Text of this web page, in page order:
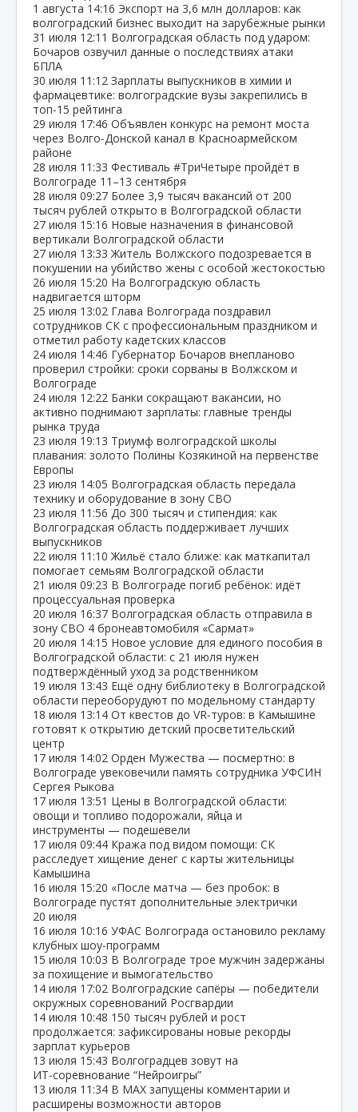
1 августа 14:16 Экспорт на 3,6 млн долларов: как
волгоградский бизнес выходит на зарубежные рынки
31 июля 12:11 Волгоградская область под ударом:
Бочаров озвучил данные о последствиях атаки
БПЛА
30 июля 11:12 Зарплаты выпускников в химии и
фармацевтике: волгоградские вузы закрепились в
топ‑15 рейтинга
29 июля 17:46 Объявлен конкурс на ремонт моста
через Волго‑Донской канал в Красноармейском
районе
28 июля 11:33 Фестиваль #ТриЧетыре пройдёт в
Волгограде 11–13 сентября
28 июля 09:27 Более 3,9 тысяч вакансий от 200
тысяч рублей открыто в Волгоградской области
27 июля 15:16 Новые назначения в финансовой
вертикали Волгоградской области
27 июля 13:33 Житель Волжского подозревается в
покушении на убийство жены с особой жестокостью
26 июля 15:20 На Волгоградскую область
надвигается шторм
25 июля 13:02 Глава Волгограда поздравил
сотрудников СК с профессиональным праздником и
отметил работу кадетских классов
24 июля 14:46 Губернатор Бочаров внепланово
проверил стройки: сроки сорваны в Волжском и
Волгограде
24 июля 12:22 Банки сокращают вакансии, но
активно поднимают зарплаты: главные тренды
рынка труда
23 июля 19:13 Триумф волгоградской школы
плавания: золото Полины Козякиной на первенстве
Европы
23 июля 14:05 Волгоградская область передала
технику и оборудование в зону СВО
23 июля 11:56 До 300 тысяч и стипендия: как
Волгоградская область поддерживает лучших
выпускников
22 июля 11:10 Жильё стало ближе: как маткапитал
помогает семьям Волгоградской области
21 июля 09:23 В Волгограде погиб ребёнок: идёт
процессуальная проверка
20 июля 16:37 Волгоградская область отправила в
зону СВО 4 бронеавтомобиля «Сармат»
20 июля 14:15 Новое условие для единого пособия в
Волгоградской области: с 21 июля нужен
подтверждённый уход за родственником
19 июля 13:43 Ещё одну библиотеку в Волгоградской
области переоборудуют по модельному стандарту
18 июля 13:14 От квестов до VR‑туров: в Камышине
готовят к открытию детский просветительский
центр
17 июля 14:02 Орден Мужества — посмертно: в
Волгограде увековечили память сотрудника УФСИН
Сергея Рыкова
17 июля 13:51 Цены в Волгоградской области:
овощи и топливо подорожали, яйца и
инструменты — подешевели
17 июля 09:44 Кража под видом помощи: СК
расследует хищение денег с карты жительницы
Камышина
16 июля 15:20 «После матча — без пробок: в
Волгограде пустят дополнительные электрички
20 июля
16 июля 10:16 УФАС Волгограда остановило рекламу
клубных шоу‑программ
15 июля 10:03 В Волгограде трое мужчин задержаны
за похищение и вымогательство
14 июля 17:02 Волгоградские сапёры — победители
окружных соревнований Росгвардии
14 июля 10:48 150 тысяч рублей и рост
продолжается: зафиксированы новые рекорды
зарплат курьеров
13 июля 15:43 Волгоградцев зовут на
ИТ‑соревнование “Нейроигры”
13 июля 11:34 В МАХ запущены комментарии и
расширены возможности авторов